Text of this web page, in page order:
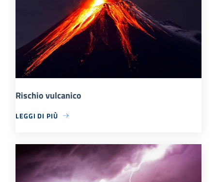
Rischio vulcanico
LEGGI DI PIÙ